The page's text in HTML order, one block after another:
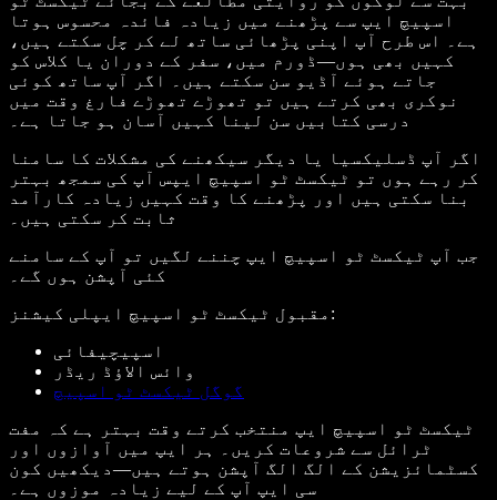
اسپیچ ایپ سے پڑھنے میں زیادہ فائدہ محسوس ہوتا
ہے۔ اس طرح آپ اپنی پڑھائی ساتھ لے کر چل سکتے ہیں،
کہیں بھی ہوں—ڈورم میں، سفر کے دوران یا کلاس کو
جاتے ہوئے آڈیو سن سکتے ہیں۔ اگر آپ ساتھ کوئی
نوکری بھی کرتے ہیں تو تھوڑے تھوڑے فارغ وقت میں
درسی کتابیں سن لینا کہیں آسان ہو جاتا ہے۔
اگر آپ ڈسلیکسیا یا دیگر سیکھنے کی مشکلات کا سامنا
کر رہے ہوں تو ٹیکسٹ ٹو اسپیچ ایپس آپ کی سمجھ بہتر
بنا سکتی ہیں اور پڑھنے کا وقت کہیں زیادہ کارآمد
ثابت کر سکتی ہیں۔
جب آپ ٹیکسٹ ٹو اسپیچ ایپ چننے لگیں تو آپ کے سامنے
کئی آپشن ہوں گے۔
مقبول ٹیکسٹ ٹو اسپیچ ایپلی کیشنز:
اسپیچیفائی
وائس الاؤڈ ریڈر
گوگل ٹیکسٹ ٹو اسپیچ
ٹیکسٹ ٹو اسپیچ ایپ منتخب کرتے وقت بہتر ہے کہ مفت
ٹرائل سے شروعات کریں۔ ہر ایپ میں آوازوں اور
کسٹمائزیشن کے الگ الگ آپشن ہوتے ہیں—دیکھیں کون
سی ایپ آپ کے لیے زیادہ موزوں ہے۔